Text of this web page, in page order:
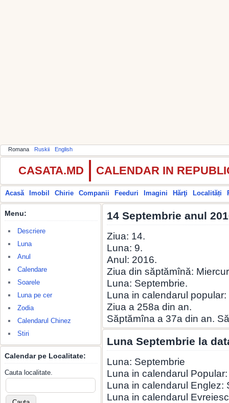
Romana Ruskii English
CASATA.MD CALENDAR IN
Acasă Imobil Chirie Companii Feeduri Imagini Hărţi Localități
Menu:
Descriere
Luna
Anul
Calendare
Soarele
Luna pe cer
Zodia
Calendarul Chinez
Stiri
Calendar pe Localitate:
Cauta localitate.
14 Septembrie anul
Ziua: 14.
Luna: 9.
Anul: 2016.
Ziua din săptămînă:
Luna: Septembrie.
Luna in calendarul
Ziua a 258a din an.
Săptămîna a 37a din an.
Luna Septembrie la
Luna: Septembrie
Luna in calendarul
Luna in calendarul Englez:
Luna in calendarul